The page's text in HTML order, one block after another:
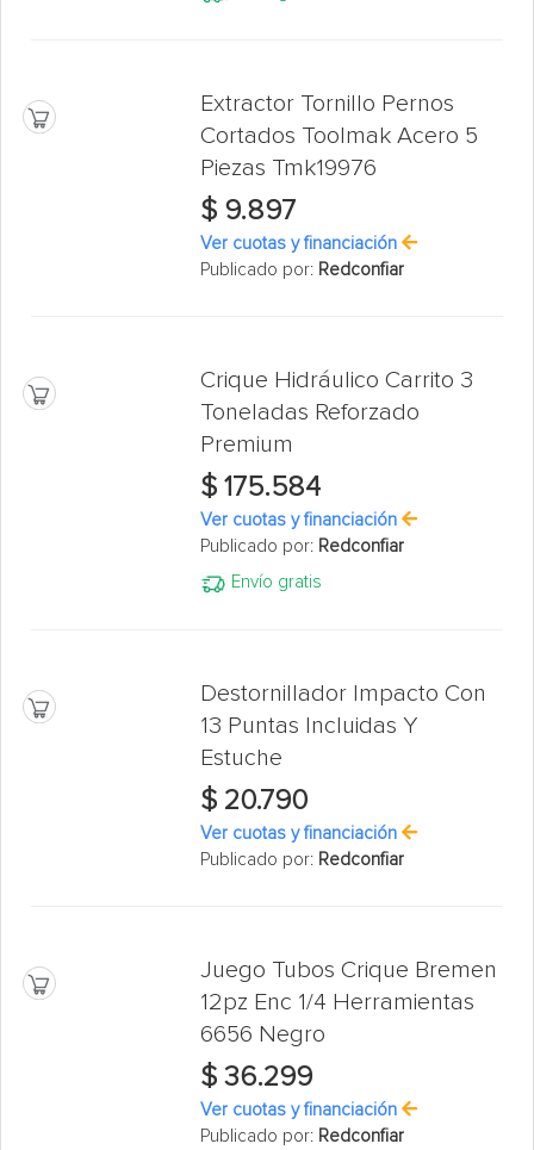
Extractor Tornillo Pernos
Cortados Toolmak Acero 5
Piezas Tmk19976
$ 9.897
Ver cuotas y financiación
Publicado por: Redconfiar
Crique Hidráulico Carrito 3
Toneladas Reforzado
Premium
$ 175.584
Ver cuotas y financiación
Publicado por: Redconfiar
Envío gratis
Destornillador Impacto Con
13 Puntas Incluidas Y
Estuche
$ 20.790
Ver cuotas y financiación
Publicado por: Redconfiar
Juego Tubos Crique Bremen
12pz Enc 1/4 Herramientas
6656 Negro
$ 36.299
Ver cuotas y financiación
Publicado por: Redconfiar